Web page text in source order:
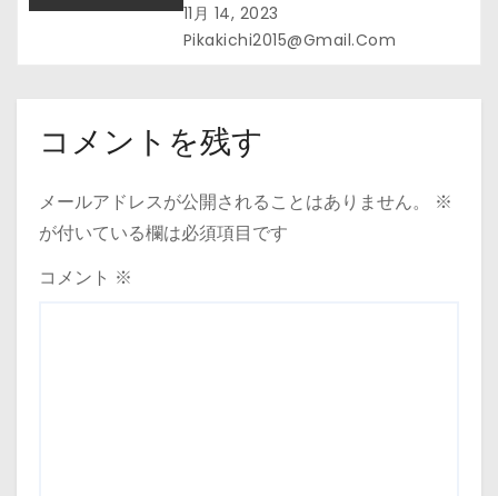
11月 14, 2023
Pikakichi2015@gmail.com
コメントを残す
メールアドレスが公開されることはありません。
※
が付いている欄は必須項目です
コメント ※